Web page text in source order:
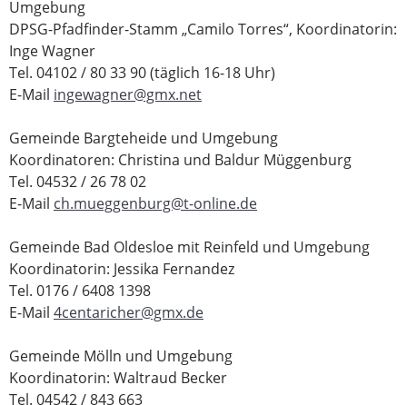
Umgebung
DPSG-Pfadfinder-Stamm „Camilo Torres“, Koordinatorin:
Inge Wagner
Tel. 04102 / 80 33 90 (täglich 16-18 Uhr)
E-Mail ingewagner@gmx.net
Gemeinde Bargteheide und Umgebung
Koordinatoren: Christina und Baldur Müggenburg
Tel. 04532 / 26 78 02
E-Mail ch.mueggenburg@t-online.de
Gemeinde Bad Oldesloe mit Reinfeld und Umgebung
Koordinatorin: Jessika Fernandez
Tel. 0176 / 6408 1398
E-Mail 4centaricher@gmx.de
Gemeinde Mölln und Umgebung
Koordinatorin: Waltraud Becker
Tel. 04542 / 843 663